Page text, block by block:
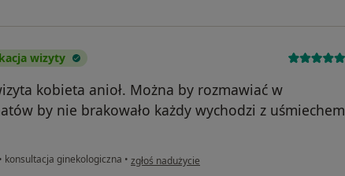
wizyty
kobieta anioł. Można by rozmawiać w
by nie brakowało każdy wychodzi z uśmiechem
• konsultacja ginekologiczna • w opinii użytkownika Malwina
zgłoś nadużycie